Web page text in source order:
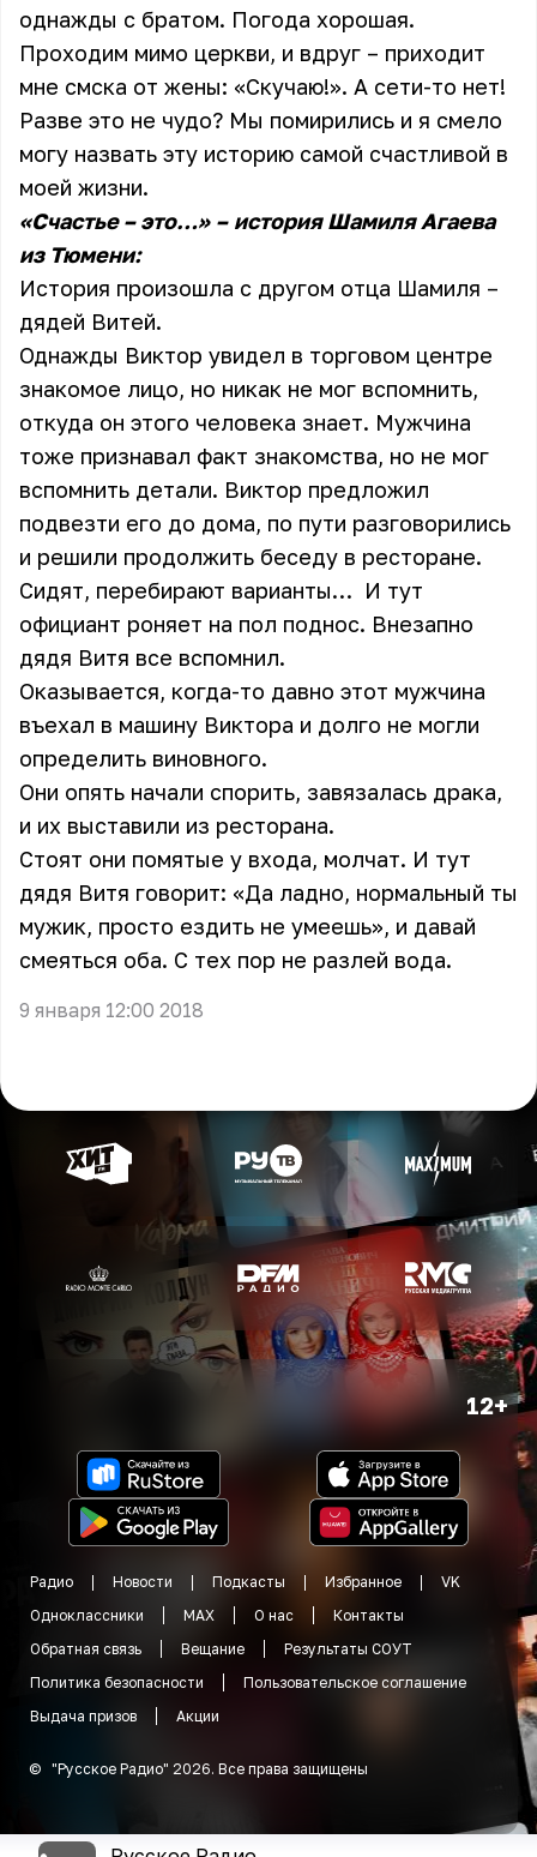
однажды с братом. Погода хорошая.
Проходим мимо церкви, и вдруг – приходит
мне смска от жены: «Скучаю!». А сети-то нет!
Разве это не чудо? Мы помирились и я смело
могу назвать эту историю самой счастливой в
моей жизни.
«Счастье – это…» – история Шамиля Агаева
из Тюмени:
История произошла с другом отца Шамиля –
дядей Витей.
Однажды Виктор увидел в торговом центре
знакомое лицо, но никак не мог вспомнить,
откуда он этого человека знает. Мужчина
тоже признавал факт знакомства, но не мог
вспомнить детали. Виктор предложил
подвезти его до дома, по пути разговорились
и решили продолжить беседу в ресторане.
Сидят, перебирают варианты… И тут
официант роняет на пол поднос. Внезапно
дядя Витя все вспомнил.
Оказывается, когда-то давно этот мужчина
въехал в машину Виктора и долго не могли
определить виновного.
Они опять начали спорить, завязалась драка,
и их выставили из ресторана.
Стоят они помятые у входа, молчат. И тут
дядя Витя говорит: «Да ладно, нормальный ты
мужик, просто ездить не умеешь», и давай
смеяться оба. С тех пор не разлей вода.
9 января 12:00 2018
12+
Радио Новости Подкасты Избранное
VK
Одноклассники
MAX О нас
Контакты
Обратная связь
Вещание
Результаты СОУТ
Политика безопасности
Пользовательское соглашение
Выдача призов
Акции
© "Русское Радио" 2026. Все права защищены